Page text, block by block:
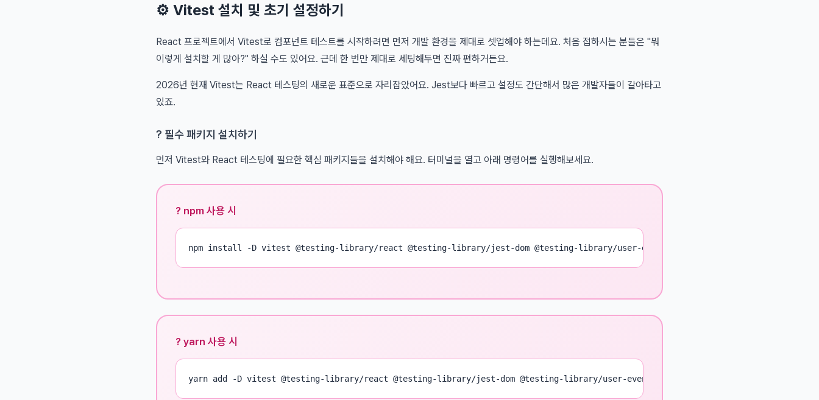
⚙️ Vitest 설치 및 초기 설정하기
React 프로젝트에서 Vitest로 컴포넌트 테스트를 시작하려면 먼저 개발 환경을 제대로 셋업해야 하는데요. 처음 접하시는 분들은 "뭐
이렇게 설치할 게 많아?" 하실 수도 있어요. 근데 한 번만 제대로 세팅해두면 진짜 편하거든요.
2026년 현재 Vitest는 React 테스팅의 새로운 표준으로 자리잡았어요. Jest보다 빠르고 설정도 간단해서 많은 개발자들이 갈아타고
있죠.
? 필수 패키지 설치하기
먼저 Vitest와 React 테스팅에 필요한 핵심 패키지들을 설치해야 해요. 터미널을 열고 아래 명령어를 실행해보세요.
? npm 사용 시
npm install -D vitest @testing-library/react @testing-library/jest-dom @testing-library/user-event jsdom
? yarn 사용 시
yarn add -D vitest @testing-library/react @testing-library/jest-dom @testing-library/user-event jsdom